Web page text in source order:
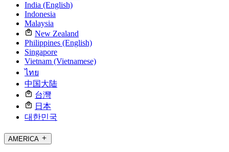
India (English)
Indonesia
Malaysia
New Zealand
Philippines (English)
Singapore
Vietnam (Vietnamese)
ไทย
中国大陆
台灣
日本
대한민국
AMERICA